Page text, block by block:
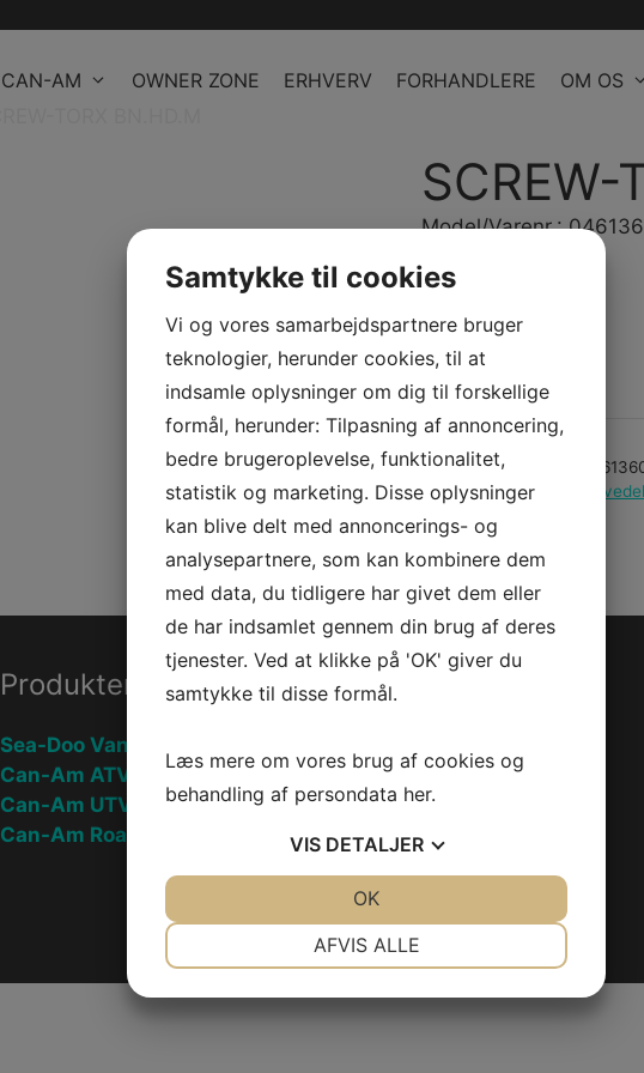
CAN-AM OWNER ZONE ERHVERV FORHANDLERE OM OS
SCREW-
Model/Varenr.:
19,13 dk
15,30 dkex. Moms
Bestillingsvare
Varenummer (SKU):
Kategorier:PWC
Produkter
Sea-Doo Vandscooter
Can-Am ATV
Can-Am UTV
Can-Am Roadster
Information
Privatlivspolitik
Fortryd køb
Samtykke til cookies
Vi og vores samarbejdspartnere bruger
teknologier, herunder cookies, til at
indsamle oplysninger om dig til forskellige
formål, herunder: Tilpasning af annoncering,
bedre brugeroplevelse, funktionalitet,
statistik og marketing. Disse oplysninger
kan blive delt med annoncerings- og
analysepartnere, som kan kombinere dem
med data, du tidligere har givet dem eller
de har indsamlet gennem din brug af deres
tjenester. Ved at klikke på 'OK' giver du
samtykke til disse formål.
Læs mere om vores brug af cookies og
behandling af persondata her.
VIS DETALJER
AFVIS ALLE
OK